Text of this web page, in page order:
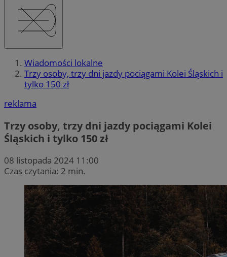
Wiadomości lokalne
Trzy osoby, trzy dni jazdy pociągami Kolei Śląskich i
tylko 150 zł
reklama
Trzy osoby, trzy dni jazdy pociągami Kolei
Śląskich i tylko 150 zł
08 listopada 2024 11:00
Czas czytania: 2 min.